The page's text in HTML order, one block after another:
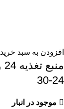
افزودن به سبد خرید
30-24
موجود در انبار